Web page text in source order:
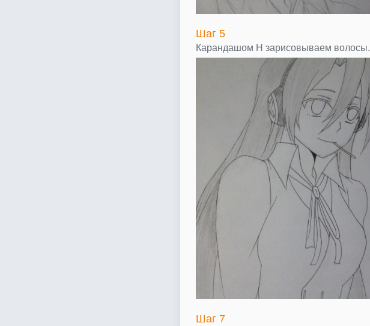
Шаг 5
Карандашом H зарисовываем волосы.
Шаг 7